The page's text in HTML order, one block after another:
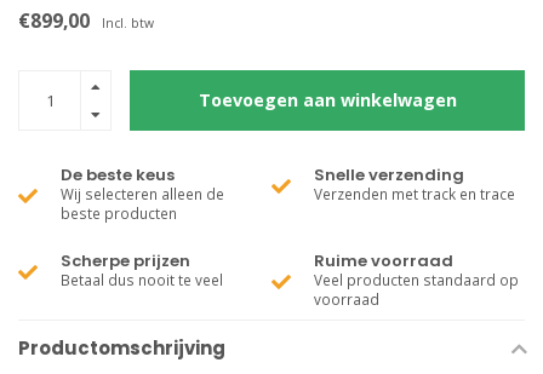
€899,00 Incl. btw
Toevoegen aan winkelwagen
De beste keus
Wij selecteren alleen de
beste producten
Snelle verzending
Verzenden met track en trace
Scherpe prijzen
Betaal dus nooit te veel
Ruime voorraad
Veel producten standaard op
voorraad
Productomschrijving